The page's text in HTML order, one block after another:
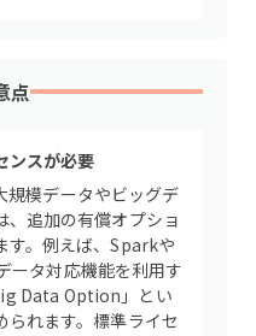
点
ンスが必要
模データやビッグデ
、追加の有償オプショ
す。例えば、Sparkや
ータ対応機能を利用す
Data Option」とい
られます。標準ライセ